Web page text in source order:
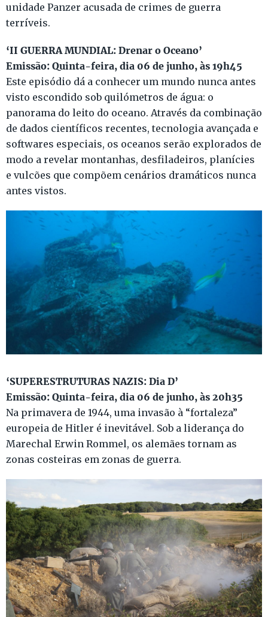
unidade Panzer acusada de crimes de guerra
terríveis.
‘II GUERRA MUNDIAL: Drenar o Oceano’
Emissão: Quinta-feira, dia 06 de junho, às 19h45
Este episódio dá a conhecer um mundo nunca antes
visto escondido sob quilómetros de água: o
panorama do leito do oceano. Através da combinação
de dados científicos recentes, tecnologia avançada e
softwares especiais, os oceanos serão explorados de
modo a revelar montanhas, desfiladeiros, planícies
e vulcões que compõem cenários dramáticos nunca
antes vistos.
‘SUPERESTRUTURAS NAZIS: Dia D’
Emissão: Quinta-feira, dia 06 de junho, às 20h35
Na primavera de 1944, uma invasão à “fortaleza”
europeia de Hitler é inevitável. Sob a liderança do
Marechal Erwin Rommel, os alemães tornam as
zonas costeiras em zonas de guerra.